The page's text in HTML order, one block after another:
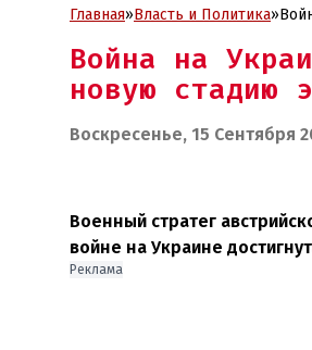
Главная»Власть и Политика»
Война на
новую стадию
Воскресенье, 15 Сентября
Военный стратег
войне на Украине
Реклама